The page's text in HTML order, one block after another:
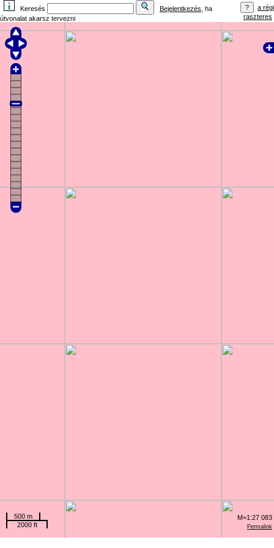
Keresés Bejelentkezés , ha
útvonalat akarsz tervezni
a régi
raszteres
Permalink
500 m
2000 ft
M=1:27 083